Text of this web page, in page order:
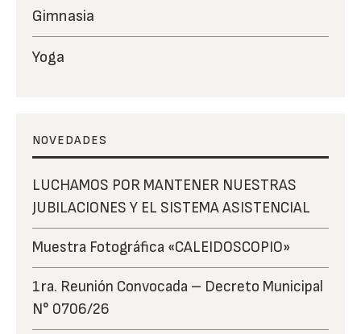
Gimnasia
Yoga
NOVEDADES
LUCHAMOS POR MANTENER NUESTRAS
JUBILACIONES Y EL SISTEMA ASISTENCIAL
Muestra Fotográfica «CALEIDOSCOPIO»
1ra. Reunión Convocada – Decreto Municipal
N° 0706/26